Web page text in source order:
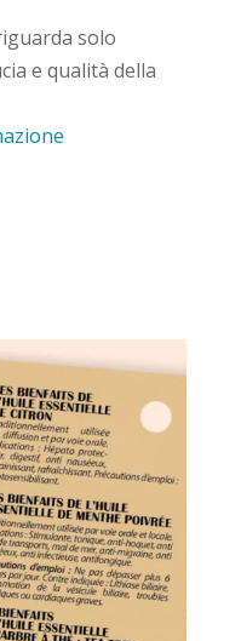
solo
e qualità della